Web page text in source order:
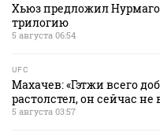
Хьюз предложил
трилогию
5 августа 06:54
UFC
Махачев: «Гэтжи всего
растолстел, он сейчас
5 августа 03:57